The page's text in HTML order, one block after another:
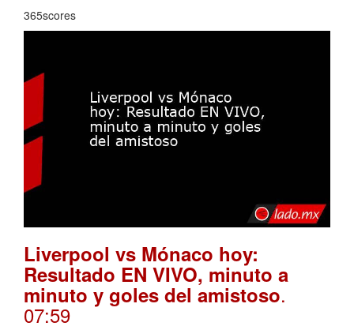
365scores
Liverpool vs Mónaco hoy:
Resultado EN VIVO, minuto a
minuto y goles del amistoso.
07:59